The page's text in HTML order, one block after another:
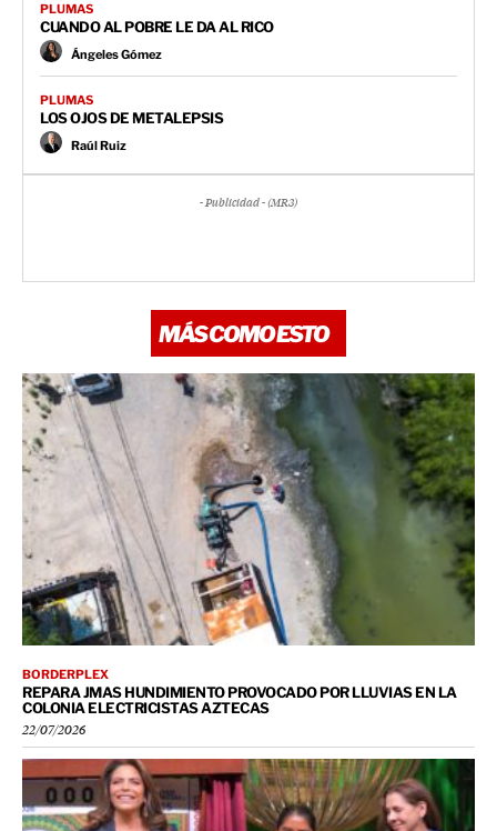
PLUMAS
CUANDO AL POBRE LE DA AL RICO
Ángeles Gómez
PLUMAS
LOS OJOS DE METALEPSIS
Raúl Ruiz
- Publicidad - (MR3)
MÁS COMO ESTO
BORDERPLEX
REPARA JMAS HUNDIMIENTO PROVOCADO POR LLUVIAS EN LA
COLONIA ELECTRICISTAS AZTECAS
22/07/2026